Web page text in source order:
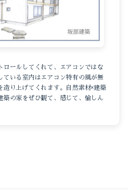
ロールしてくれて、エアコンではな
ている室内はエアコン特有の風が無
造り上げてくれます。自然素材×建築
築の家をぜひ観て、感じて、愉しん